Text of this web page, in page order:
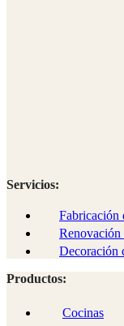
Servicios:
Fabricación
Decoración
Productos:
Cocinas